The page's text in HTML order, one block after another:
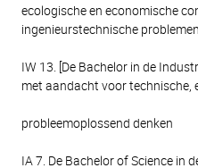
ecologische en economische
ingenieurstechnische
IW 13. [De Bachelor in de
met aandacht voor technische,
probleemoplossend denken
IA 7. De Bachelor of Science in